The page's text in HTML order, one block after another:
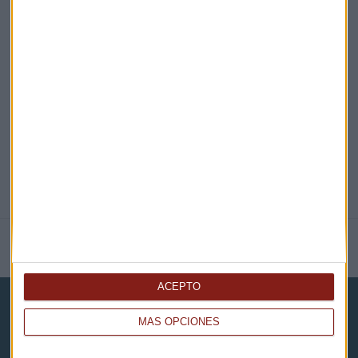
MÁS OPCIONES
ACEPTO
NOTICIAS RELACIONADAS